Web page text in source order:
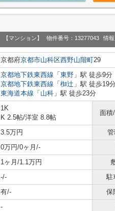
【マンション】 物件番号：13277043 情
京都府京都市山科区西野山階町29
京都地下鉄東西線 「 東野 」駅 徒歩9分
京都地下鉄東西線 「 椥辻 」駅 徒歩19分
東海道本線 「 山科 」駅 徒歩23分
1K
K 2.5帖/洋室 8.8帖
面積
3.5万円
0万円/0ヶ月/-
1ヶ月/1.1万円
-/- 駐
有/- 保
-